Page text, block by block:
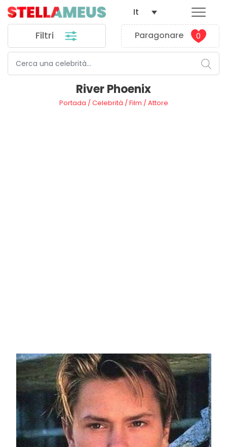
Filtri Paragonare 0
It
River Phoenix
Portada /Celebrità /Film /Attore